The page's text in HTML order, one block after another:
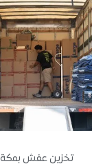
تخزين عفش بمكة